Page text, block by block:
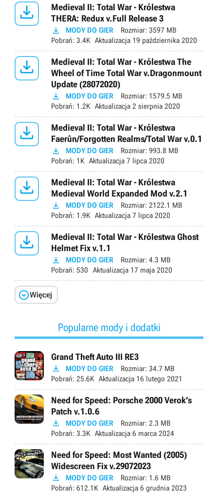

Medieval II: Total War - Królestwa
THERA: Redux v.Full Release 3
 MODY DO GIER Rozmiar: 3597 MB
Pobrań: 3.4K Aktualizacja 19 października 2020

Medieval II: Total War - Królestwa The
Wheel of Time Total War v.Dragonmount
Update (28072020)
 MODY DO GIER Rozmiar: 1579.5 MB
Pobrań: 1.2K Aktualizacja 2 sierpnia 2020

Medieval II: Total War - Królestwa
Faerûn/Forgotten Realms/Total War v.0.1
 MODY DO GIER Rozmiar: 993.8 MB
Pobrań: 1K Aktualizacja 7 lipca 2020

Medieval II: Total War - Królestwa
Medieval World Expanded Mod v.2.1
 MODY DO GIER Rozmiar: 2122.1 MB
Pobrań: 1.9K Aktualizacja 7 lipca 2020

Medieval II: Total War - Królestwa Ghost
Helmet Fix v.1.1
 MODY DO GIER Rozmiar: 4.3 MB
Pobrań: 530 Aktualizacja 17 maja 2020
Więcej
Popularne mody i dodatki
Grand Theft Auto III RE3
 MODY DO GIER Rozmiar: 34.7 MB
Pobrań: 25.6K Aktualizacja 16 lutego 2021
Need for Speed: Porsche 2000 Verok’s
Patch v.1.0.6
 MODY DO GIER Rozmiar: 2.3 MB
Pobrań: 3.3K Aktualizacja 6 marca 2024
Need for Speed: Most Wanted (2005)
Widescreen Fix v.29072023
 MODY DO GIER Rozmiar: 1.6 MB
Pobrań: 612.1K Aktualizacja 6 grudnia 2023